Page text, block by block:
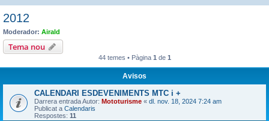
2012
Moderador: Airald
Tema nou
44 temes • Pàgina 1 de 1
Avisos
CALENDARI ESDEVENIMENTS MTC i +
Darrera entrada Autor: Mototurisme « dl. nov. 18, 2024 7:24 am
Publicat a Calendaris
Respostes: 11